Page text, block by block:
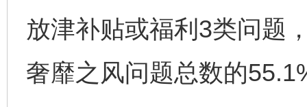
放津补贴或福利3类问题
奢靡之风问题总数的